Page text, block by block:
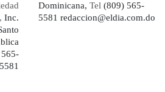
Inc.
5581
Dominicana, Tel (809) 565-
5581 redaccion@eldia.com.do